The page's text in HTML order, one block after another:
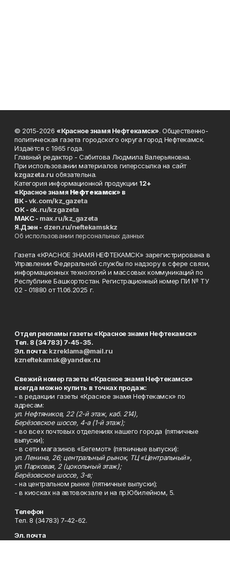
© 2015-2026 «Красное знамя Нефтекамск». Общественно-
политическая газета городского округа город Нефтекамск.
Издаётся с 1965 года.
Главный редактор - Сабитова Людмила Валерьяновна.
При использовании материалов гиперссылка на сайт
kzgazeta.ru обязательна.
Категория информационной продукции 12+
«Красное знамя Нефтекамск» в
ВК -vk.com/kz_gazeta
ОК - ok.ru/kzgazeta
MAKC - max.ru/kz_gazeta
Я.Дзен - dzen.ru/neftekamskkz
Об использовании персональных данных
Газета «КРАСНОЕ ЗНАМЯ НЕФТЕКАМСК» зарегистрирована в
Управлении Федеральной службы по надзору в сфере связи,
информационных технологий и массовых коммуникаций по
Республике Башкортостан. Регистрационный номер ПИ № ТУ
02 - 01880 от 11.06.2025 г.
Отдел рекламы газеты «Красное знамя Нефтекамск»
Тел. 8 (34783) 7-45-35.
Эл. почта: kzreklama@mail.ru
kzneftekamsk@yandex.ru
Свежий номер газеты «Красное знамя Нефтекамск»
всегда можно купить в точках продаж:
- в редакции газеты «Красное знамя Нефтекамск» по
адресам:
ул. Нефтяников, 22 (2-й этаж, каб. 214),
Берёзовское шоссе, 4-а (1-й этаж);
- во всех почтовых отделениях нашего города (пятничные
выпуски);
- в сети магазинов «Бегемот» (пятничные выпуски):
ул. Ленина, 26; центральный рынок, ТЦ «Центральный»,
ул. Парковая, 2 (цокольный этаж);
Берёзовское шоссе, 3-в;
- на центральном рынке (пятничные выпуски);
- в киосках на автовокзале и на пр.Юбилейном, 5.
Телефон
Тел. 8 (34783) 7-42-62.
Эл. почта